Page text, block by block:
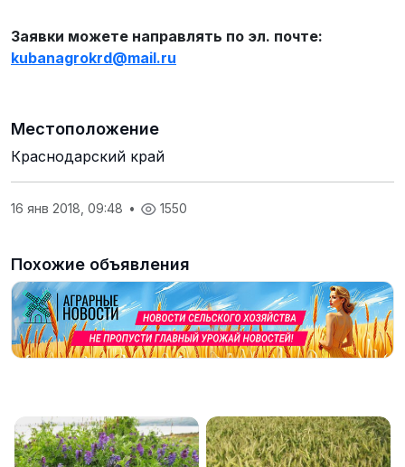
Заявки можете направлять по эл. почте:
kubanagrokrd@mail.ru
Местоположение
Краснодарский край
16 янв 2018, 09:48 • 1550
Похожие объявления